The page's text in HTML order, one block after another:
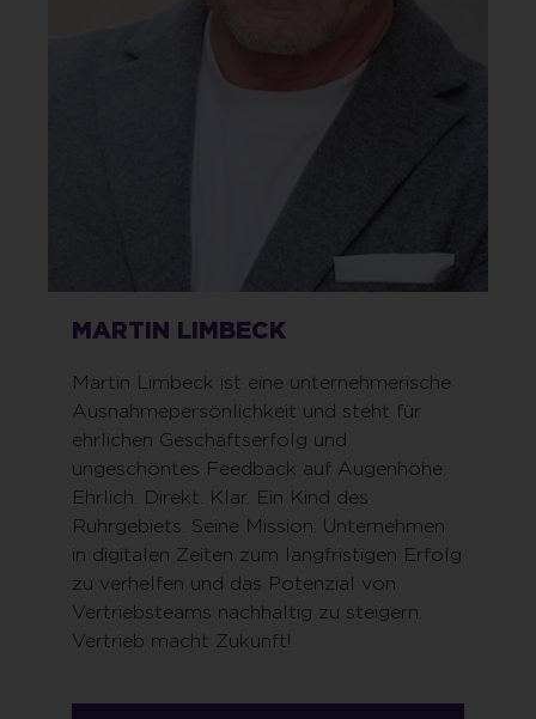
MARTIN LIMBECK
Martin Limbeck ist eine unternehmerische
Ausnahmepersönlichkeit und steht für
ehrlichen Geschäftserfolg und
ungeschöntes Feedback auf Augenhöhe:
Ehrlich. Direkt. Klar. Ein Kind des
Ruhrgebiets. Seine Mission: Unternehmen
in digitalen Zeiten zum langfristigen Erfolg
zu verhelfen und das Potenzial von
Vertriebsteams nachhaltig zu steigern.
Vertrieb macht Zukunft!